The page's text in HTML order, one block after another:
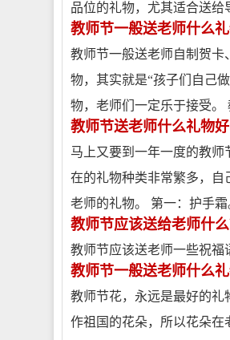
品位的礼物，尤其适合送给
教师节一般送老师什么礼
教师节一般送老师自制贺卡
物，其实就是“孩子们自己
物，老师们一定乐于接受。
教师节送老师什么礼物
马上又要到一年一度的教
在的礼物种类非常繁多，自
老师的礼物。 第一：护手霜
教师节应该送给老师什么
教师节应该送老师一些祝福
教师节一般送老师什么
教师节花，永远是最好的礼
作祖国的花朵，所以花朵在